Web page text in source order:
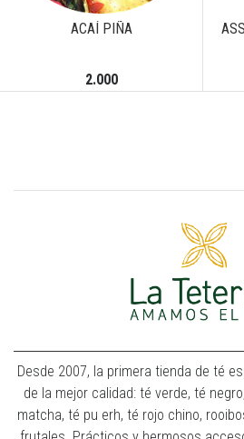
ACAÍ PIÑA
2.000
Desde 2007, la primera tienda de té
de la mejor calidad: té verde, té
matcha, té pu erh, té rojo chino,